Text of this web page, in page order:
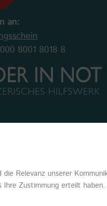
an:
8001 8018 8
Relevanz unserer
Zustimmung erteilt